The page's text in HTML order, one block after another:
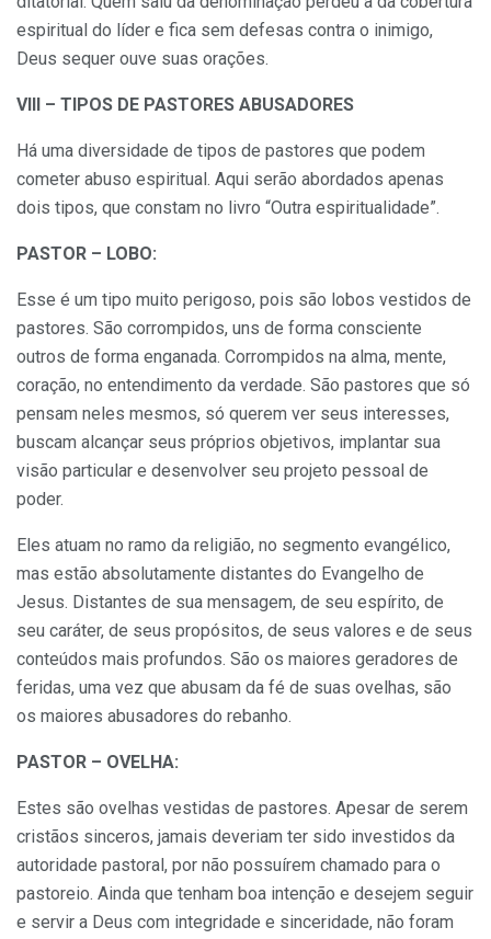
espiritual do líder e fica sem defesas contra o inimigo,
Deus sequer ouve suas orações.
VIII – TIPOS DE PASTORES ABUSADORES
Há uma diversidade de tipos de pastores que podem
cometer abuso espiritual. Aqui serão abordados apenas
dois tipos, que constam no livro “Outra espiritualidade”.
PASTOR – LOBO:
Esse é um tipo muito perigoso, pois são lobos vestidos de
pastores. São corrompidos, uns de forma consciente
outros de forma enganada. Corrompidos na alma, mente,
coração, no entendimento da verdade. São pastores que só
pensam neles mesmos, só querem ver seus interesses,
buscam alcançar seus próprios objetivos, implantar sua
visão particular e desenvolver seu projeto pessoal de
poder.
Eles atuam no ramo da religião, no segmento evangélico,
mas estão absolutamente distantes do Evangelho de
Jesus. Distantes de sua mensagem, de seu espírito, de
seu caráter, de seus propósitos, de seus valores e de seus
conteúdos mais profundos. São os maiores geradores de
feridas, uma vez que abusam da fé de suas ovelhas, são
os maiores abusadores do rebanho.
PASTOR – OVELHA:
Estes são ovelhas vestidas de pastores. Apesar de serem
cristãos sinceros, jamais deveriam ter sido investidos da
autoridade pastoral, por não possuírem chamado para o
pastoreio. Ainda que tenham boa intenção e desejem seguir
e servir a Deus com integridade e sinceridade, não foram